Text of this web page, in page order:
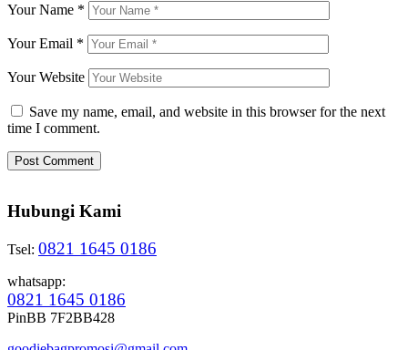
Your Name *
Your Email *
Your Website
Save my name, email, and website in this browser for the next
time I comment.
Hubungi Kami
Tsel: 0821 1645 0186
whatsapp:
0821 1645 0186
PinBB 7F2BB428